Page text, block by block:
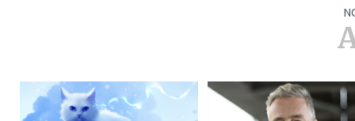
mes
favoris
mes
favoris